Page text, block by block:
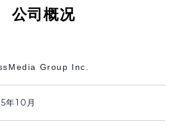
公司概况
Group Inc.
年10月